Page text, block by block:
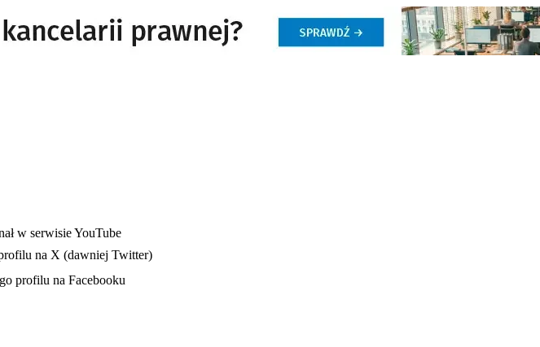
karcie
w serwisie YouTube
na X (dawniej Twitter)
karcie
profilu na Facebooku